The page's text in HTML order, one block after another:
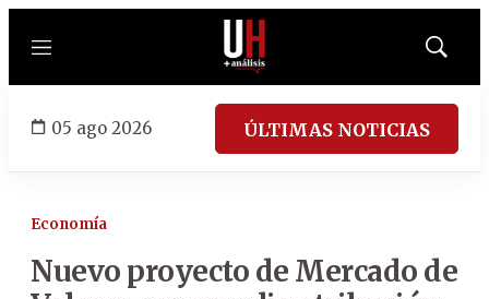
Menú
Mostrar
05 ago 2026 ÚLTIMAS NOTICIAS
Economía
Nuevo proyecto de Mercado de